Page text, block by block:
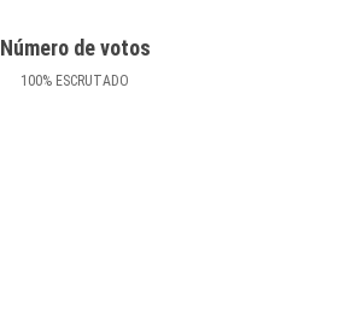
Número de votos
100% ESCRUTADO